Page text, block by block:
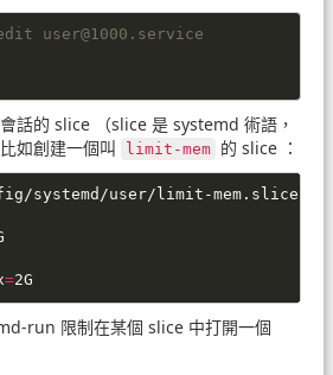
user@1000.service
話的 slice （slice 是 systemd 術語，
如創建一個叫
limit-mem 的 slice ：
systemd/user/limit-mem.slice
=2G
run 限制在某個 slice 中打開一個